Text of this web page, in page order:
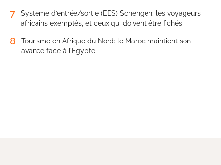
7
Système d’entrée/sortie (EES) Schengen: les voyageurs
africains exemptés, et ceux qui doivent être fichés
8
Tourisme en Afrique du Nord: le Maroc maintient son
avance face à l’Égypte